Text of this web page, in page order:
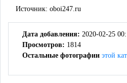
Источник: oboi247.ru
Дата добавления: 2020-02-25
Просмотров: 1814
Остальные фотографии этой